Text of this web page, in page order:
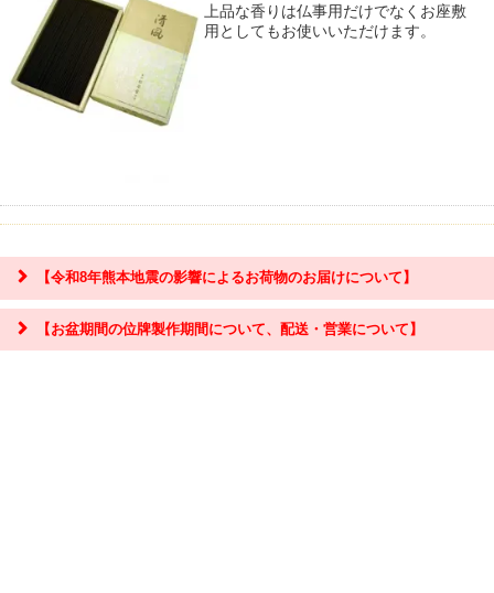
上品な香りは仏事用だけでなくお座敷
用としてもお使いいただけます。
【令和8年熊本地震の影響によるお荷物のお届けについて】
【お盆期間の位牌製作期間について、配送・営業について】